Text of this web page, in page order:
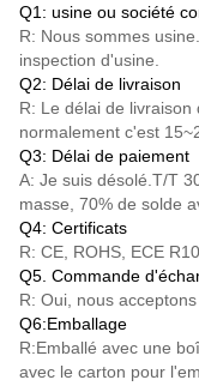
Q1: usine ou société
R: Nous sommes
inspection d'usine.
Q2: Délai de livraison
R: Le délai de livraison
normalement c'est
Q3: Délai de paiement
A: Je suis désolé. T/T
masse, 70% de solde
Q4: Certificats
R: CE, ROHS, ECE
Q5. Commande
R: Oui, nous
Q6:Emballage
R:Emballé avec une
avec le carton pour